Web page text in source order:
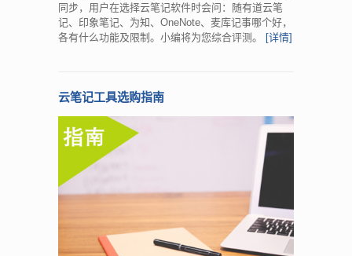
同步，用户在选择云笔记软件时会问：随有道云笔
记、印象笔记、为知、OneNote、麦库记事哪个好，
各有什么功能及限制。小编将为您综合评测。
[详情]
云笔记工具选购指南